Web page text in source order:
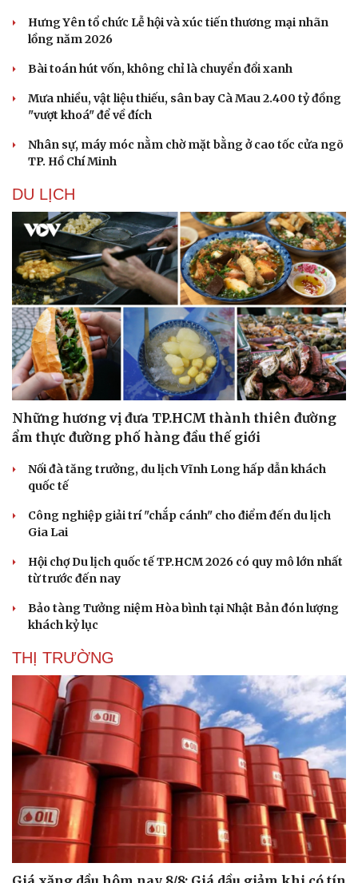
Văn hóa
Sân khấu - Điện ảnh
Văn học
Di sản
Giải trí
Nghệ sĩ
Thời trang
Hưng Yên tổ chức Lễ hội và xúc tiến thương mại nhãn
lồng năm 2026
Bài toán hút vốn, không chỉ là chuyển đổi xanh
Mưa nhiều, vật liệu thiếu, sân bay Cà Mau 2.400 tỷ đồng
"vượt khoá" để về đích
Nhân sự, máy móc nằm chờ mặt bằng ở cao tốc cửa ngõ
TP. Hồ Chí Minh
DU LỊCH
Những hương vị đưa TP.HCM thành thiên đường
ẩm thực đường phố hàng đầu thế giới
Nối đà tăng trưởng, du lịch Vĩnh Long hấp dẫn khách
quốc tế
Công nghiệp giải trí "chắp cánh" cho điểm đến du lịch
Gia Lai
Hội chợ Du lịch quốc tế TP.HCM 2026 có quy mô lớn nhất
từ trước đến nay
Bảo tàng Tưởng niệm Hòa bình tại Nhật Bản đón lượng
khách kỷ lục
THỊ TRƯỜNG